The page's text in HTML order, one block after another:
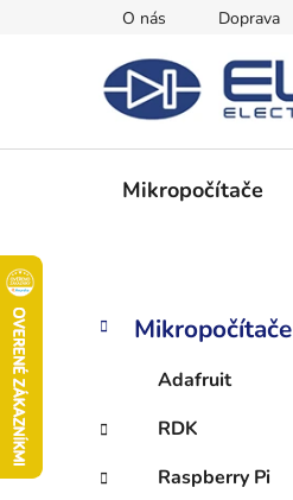
O nás Doprava
Mikropočítače
B
ý
p
Preskočiť
kategórie
K
a
g
ó
r
Mikropočítače
Adafruit
RDK
Raspberry Pi